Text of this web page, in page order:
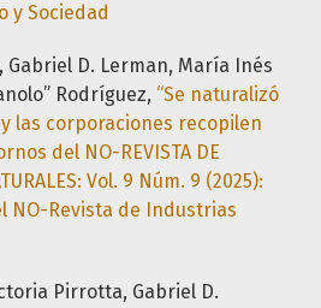
y Sociedad
D. Lerman, María Inés
Rodríguez, “Se naturalizó
las corporaciones recopilen
del NO-REVISTA DE
Vol. 9 Núm. 9 (2025):
NO-Revista de Industrias
Pirrotta, Gabriel D.